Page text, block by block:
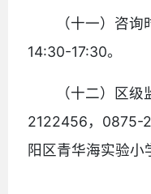
（十一）咨
14:30-17:30。
（十二）区
2122456，0875-
阳区青华海实验小